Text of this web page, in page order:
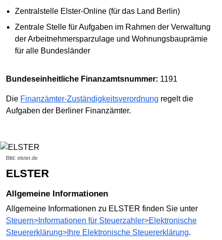
Zentralstelle Elster-Online (für das Land Berlin)
Zentrale Stelle für Aufgaben im Rahmen der Verwaltung
der Arbeitnehmersparzulage und Wohnungsbauprämie
für alle Bundesländer
Bundeseinheitliche Finanzamtsnummer: 1191
Die Finanzämter-Zuständigkeitsverordnung regelt die
Aufgaben der Berliner Finanzämter.
Bild: elster.de
ELSTER
Allgemeine Informationen
Allgemeine Informationen zu ELSTER finden Sie unter
Steuern>Informationen für Steuerzahler>Elektronische
Steuer­erklärung>Ihre Elektronische Steuererklärung.